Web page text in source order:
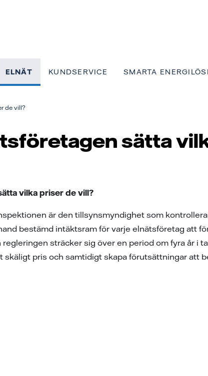
ELNÄT KUNDSERVICE SMARTA
de vill?
sätta
vilka priser de vill?
är den tillsynsmyndighet som
bestämd intäktsram för varje elnätsföretag att
sträcker sig över en period om fyra år i
skäligt pris och samtidigt skapa förutsättningar att